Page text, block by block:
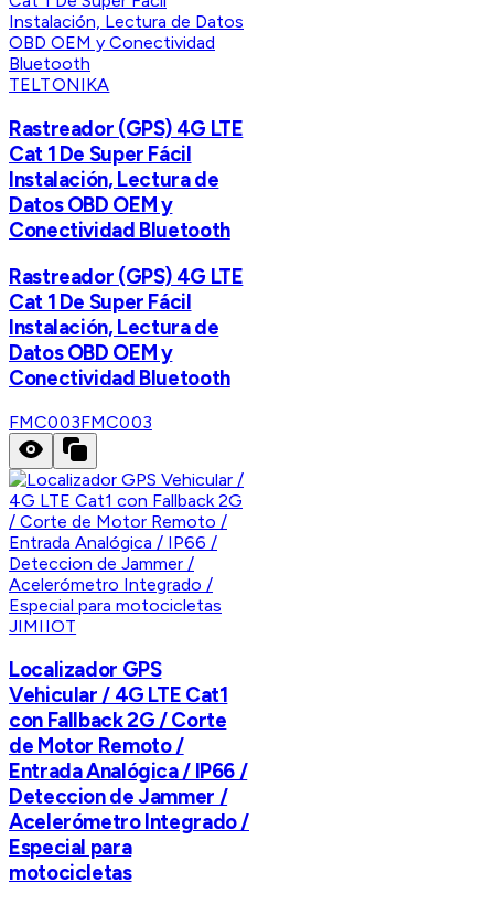
TELTONIKA
Rastreador (GPS) 4G LTE
Cat 1 De Super Fácil
Instalación, Lectura de
Datos OBD OEM y
Conectividad Bluetooth
Rastreador (GPS) 4G LTE
Cat 1 De Super Fácil
Instalación, Lectura de
Datos OBD OEM y
Conectividad Bluetooth
FMC003FMC003
JIMIIOT
Localizador GPS
Vehicular / 4G LTE Cat1
con Fallback 2G / Corte
de Motor Remoto /
Entrada Analógica / IP66 /
Deteccion de Jammer /
Acelerómetro Integrado /
Especial para
motocicletas